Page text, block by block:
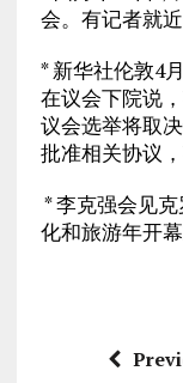
会。有记者就
* 新华社伦敦4
在议会下院说
议会选举将取
批准相关协议
* 李克强会见
化和旅游年开幕